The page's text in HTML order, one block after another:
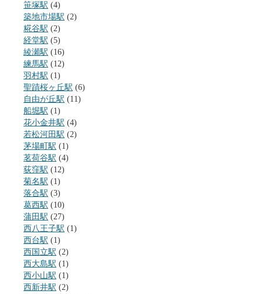
笹塚駅 (4)
築地市場駅 (2)
糀谷駅 (2)
経堂駅 (5)
綾瀬駅 (16)
練馬駅 (12)
羽村駅 (1)
聖蹟桜ヶ丘駅 (6)
自由が丘駅 (11)
船堀駅 (1)
花小金井駅 (4)
若松河田駅 (2)
茅場町駅 (1)
茗荷谷駅 (4)
荻窪駅 (12)
菊名駅 (1)
落合駅 (3)
葛西駅 (10)
蒲田駅 (27)
西八王子駅 (1)
西台駅 (1)
西国立駅 (2)
西大島駅 (1)
西小山駅 (1)
西新井駅 (2)